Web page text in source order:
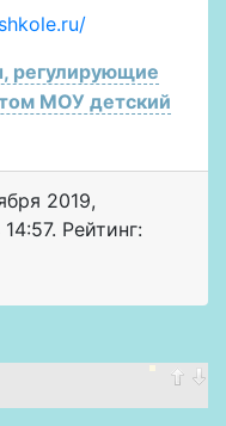
регулирующие
МОУ детский
2019,
Рейтинг: